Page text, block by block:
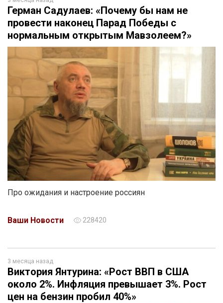
Герман Садулаев: «Почему бы нам не
провести наконец Парад Победы с
нормальным открытым Мавзолеем?»
Про ожидания и настроение россиян
Ваши Новости 228420
3 месяца назад
Виктория Янтурина: «Рост ВВП в США
около 2%. Инфляция превышает 3%. Рост
цен на бензин пробил 40%»